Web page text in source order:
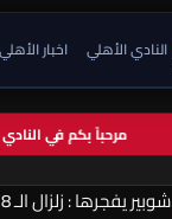
النادي الأهلي اخبار الأهلي
مرحباً بكم في
شوبير يفجرها : زلزال الـ 8 مليون دولار يضرب التتش.. نجم الأهلي “يتمرد” ويرسم …